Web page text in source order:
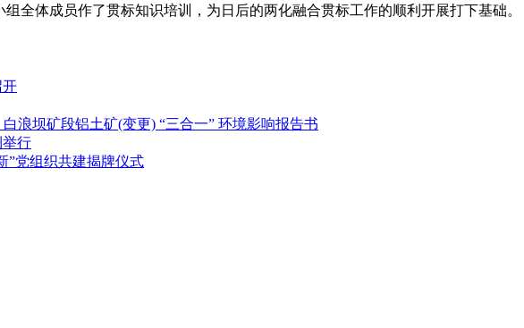
体成员作了贯标知识培训，为日后的两化融合贯标工作的顺利开展打下基础。
开
浪坝矿段铝土矿(变更) “三合一” 环境影响报告书
行
”党组织共建揭牌仪式